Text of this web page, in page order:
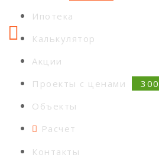
Ипотека
Калькулятор
Акции
Проекты с ценами
Объекты
Расчет
Контакты